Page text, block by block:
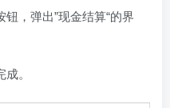
，弹出”现金结算“的界
。